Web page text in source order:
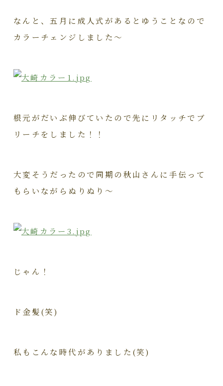
なんと、五月に成人式があるとゆうことなので
カラーチェンジしました～
根元がだいぶ伸びていたので先にリタッチでブ
リーチをしました！！
大変そうだったので同期の秋山さんに手伝って
もらいながらぬりぬり～
じゃん！
ド金髪(笑)
私もこんな時代がありました(笑)